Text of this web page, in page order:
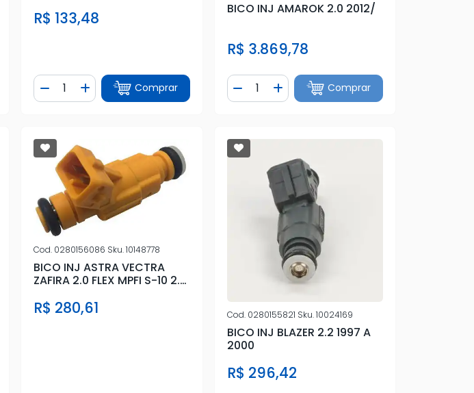
R$ 133,48
Diminuir Quantidade
Quantidade
Adicionar Quantidade
Comprar
BICO INJ AMAROK 2.0 2012/
R$ 3.869,78
Diminuir Quantidade
Quantidade
Adicionar Quantidade
Comprar
Cod. 0280156086 Sku.10148778
BICO INJ ASTRA VECTRA
ZAFIRA 2.0 FLEX MPFI S-10 2.4
R$ 280,61 Cod.0280155821 Sku.10024169
BICO INJ BLAZER 2.2 1997 A
2000
R$ 296,42